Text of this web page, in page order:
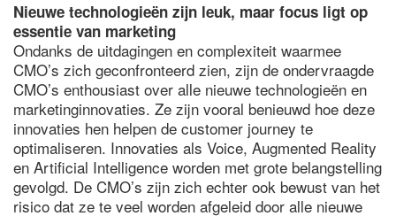
Nieuwe technologieën zijn leuk, maar focus ligt op
essentie van marketing
Ondanks de uitdagingen en complexiteit waarmee
CMO’s zich geconfronteerd zien, zijn de ondervraagde
CMO’s enthousiast over alle nieuwe technologieën en
marketinginnovaties. Ze zijn vooral benieuwd hoe deze
innovaties hen helpen de customer journey te
optimaliseren. Innovaties als Voice, Augmented Reality
en Artificial Intelligence worden met grote belangstelling
gevolgd. De CMO’s zijn zich echter ook bewust van het
risico dat ze te veel worden afgeleid door alle nieuwe